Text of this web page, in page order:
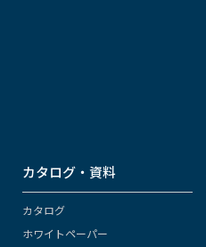
カタログ・資料
カタログ
ホワイトペーパー